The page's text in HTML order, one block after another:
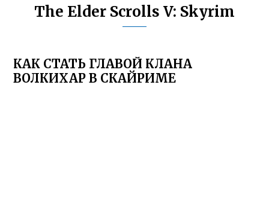
The Elder Scrolls V: Skyrim
КАК СТАТЬ ГЛАВОЙ КЛАНА
ВОЛКИХАР В СКАЙРИМЕ